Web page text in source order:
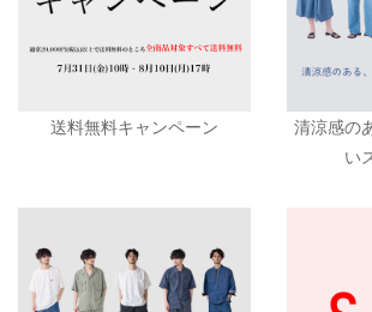
送料無料キャンペーン
清涼感の
い